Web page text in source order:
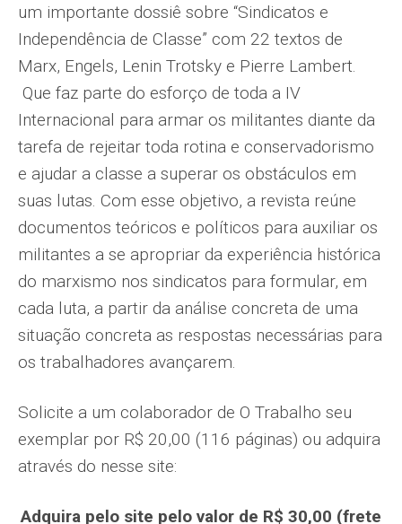
um importante dossiê sobre “Sindicatos e
Independência de Classe” com 22 textos de
Marx, Engels, Lenin Trotsky e Pierre Lambert.
Que faz parte do esforço de toda a IV
Internacional para armar os militantes diante da
tarefa de rejeitar toda rotina e conservadorismo
e ajudar a classe a superar os obstáculos em
suas lutas. Com esse objetivo, a revista reúne
documentos teóricos e políticos para auxiliar os
militantes a se apropriar da experiência histórica
do marxismo nos sindicatos para formular, em
cada luta, a partir da análise concreta de uma
situação concreta as respostas necessárias para
os trabalhadores avançarem.
Solicite a um colaborador de O Trabalho seu
exemplar por R$ 20,00 (116 páginas) ou adquira
através do nesse site:
Adquira pelo site pelo valor de R$ 30,00 (frete